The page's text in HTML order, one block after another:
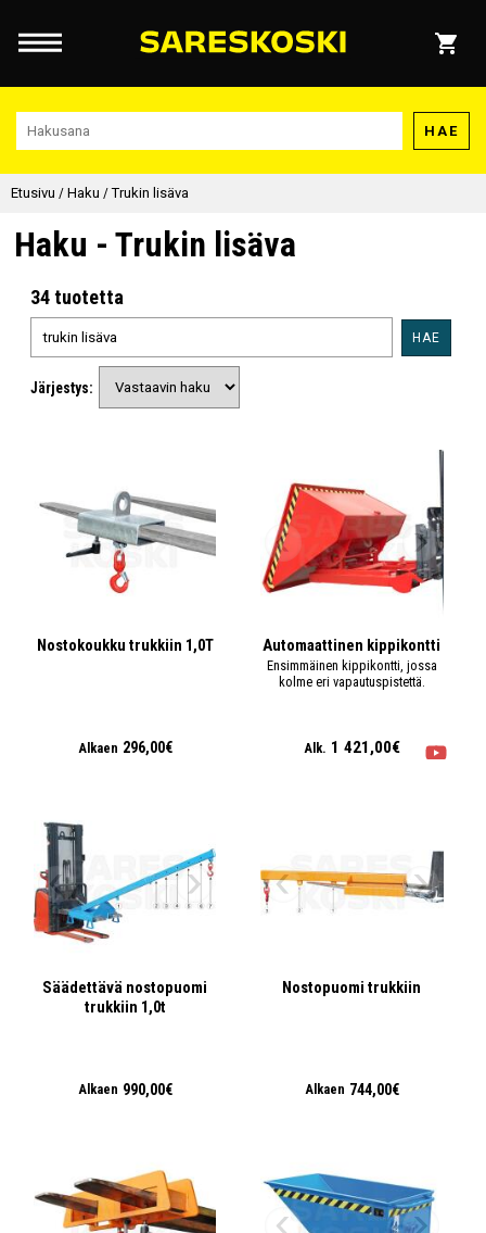
HAE
Etusivu / Haku /Trukin lisäva
Haku - Trukin lisäva
34 tuotetta
HAE
Järjestys:
Nostokoukku trukkiin 1,0T
Alkaen 296,00€
Automaattinen kippikontti
Ensimmäinen kippikontti, jossa
kolme eri vapautuspistettä.
Alk. 1 421,00€
Säädettävä nostopuomi
trukkiin 1,0t
Alkaen 990,00€
Nostopuomi trukkiin
Alkaen 744,00€